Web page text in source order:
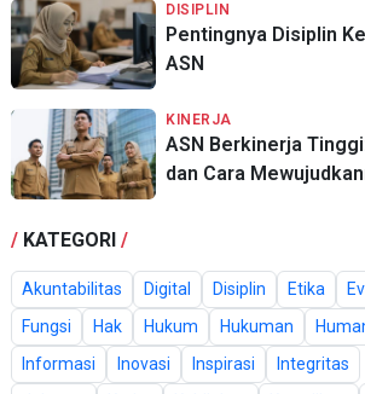
DISIPLIN
Pentingnya Disiplin
ASN
KINERJA
ASN Berkinerja
dan Cara
/ KATEGORI /
Akuntabilitas Digital Disiplin Etika
Fungsi
Hak Hukum Hukuman
Informasi
Inovasi Inspirasi
Integritas